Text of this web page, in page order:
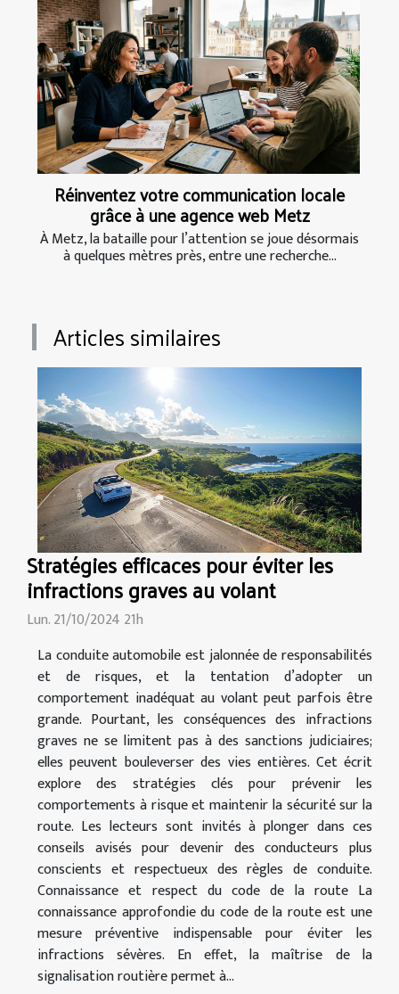
Réinventez votre communication locale
grâce à une agence web Metz
À Metz, la bataille pour l’attention se joue désormais
à quelques mètres près, entre une recherche...
Articles similaires
Stratégies efficaces pour éviter les
infractions graves au volant
Lun. 21/10/2024 21h
La conduite automobile est jalonnée de responsabilités
et de risques, et la tentation d’adopter un
comportement inadéquat au volant peut parfois être
grande. Pourtant, les conséquences des infractions
graves ne se limitent pas à des sanctions judiciaires;
elles peuvent bouleverser des vies entières. Cet écrit
explore des stratégies clés pour prévenir les
comportements à risque et maintenir la sécurité sur la
route. Les lecteurs sont invités à plonger dans ces
conseils avisés pour devenir des conducteurs plus
conscients et respectueux des règles de conduite.
Connaissance et respect du code de la route La
connaissance approfondie du code de la route est une
mesure préventive indispensable pour éviter les
infractions sévères. En effet, la maîtrise de la
signalisation routière permet à...